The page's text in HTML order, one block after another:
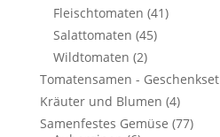
Fleischtomaten (41)
Salattomaten (45)
Wildtomaten (2)
Tomatensamen - Geschenkset
Kräuter und Blumen (4)
Samenfestes Gemüse (77)